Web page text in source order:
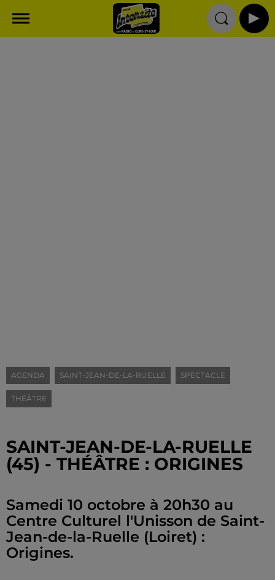
AGENDA SAINT-JEAN-DE-LA-RUELLE SPECTACLE
THÉÂTRE
SAINT-JEAN-DE-LA-RUELLE
(45) - THÉÂTRE : ORIGINES
Samedi 10 octobre à 20h30 au
Centre Culturel l'Unisson de Saint-
Jean-de-la-Ruelle (Loiret) :
Origines.